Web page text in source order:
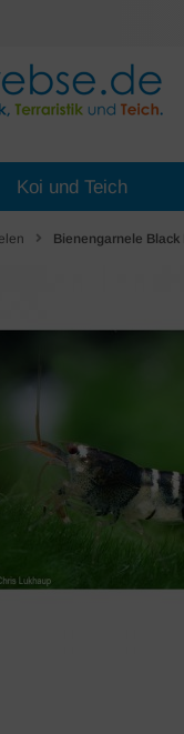
Koi und Teich
Bienengarnele Black